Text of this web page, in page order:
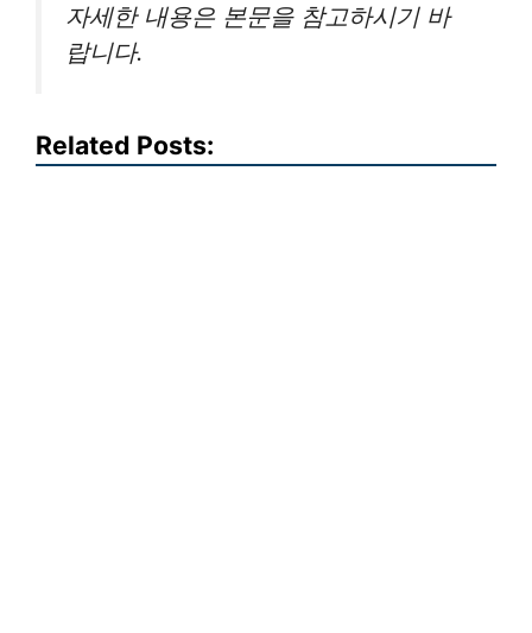
자세한 내용은 본문을 참고하시기 바
랍니다.
Related Posts: